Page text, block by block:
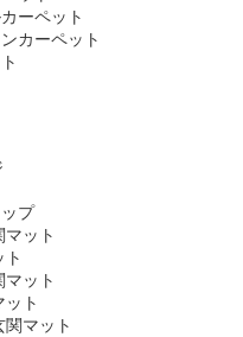
ーペット
カーペット
プ
マット
マット
ト
マット